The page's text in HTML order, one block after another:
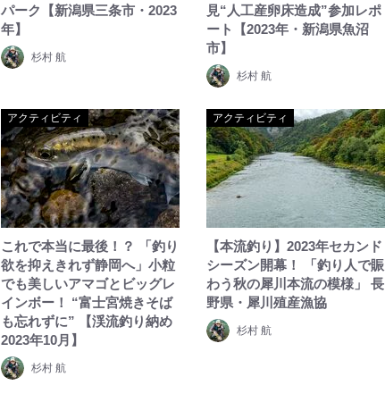
パーク【新潟県三条市・2023
年】
杉村 航
見“人工産卵床造成”参加レポ
ート【2023年・新潟県魚沼
市】
杉村 航
アクティビティ
これで本当に最後！？ 「釣り
欲を抑えきれず静岡へ」小粒
でも美しいアマゴとビッグレ
インボー！ “富士宮焼きそば
も忘れずに” 【渓流釣り納め
2023年10月】
杉村 航
アクティビティ
【本流釣り】2023年セカンド
シーズン開幕！ 「釣り人で賑
わう秋の犀川本流の模様」 長
野県・犀川殖産漁協
杉村 航